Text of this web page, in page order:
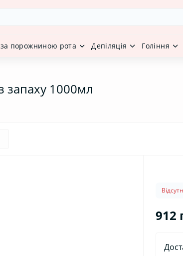
порожниною рота Депіляція Гоління
запаху 1000мл
912